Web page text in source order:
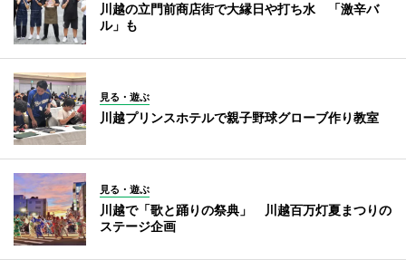
川越の立門前商店街で大縁日や打ち水 「激辛バ
ル」も
見る・遊ぶ
川越プリンスホテルで親子野球グローブ作り教室
見る・遊ぶ
川越で「歌と踊りの祭典」 川越百万灯夏まつりの
ステージ企画